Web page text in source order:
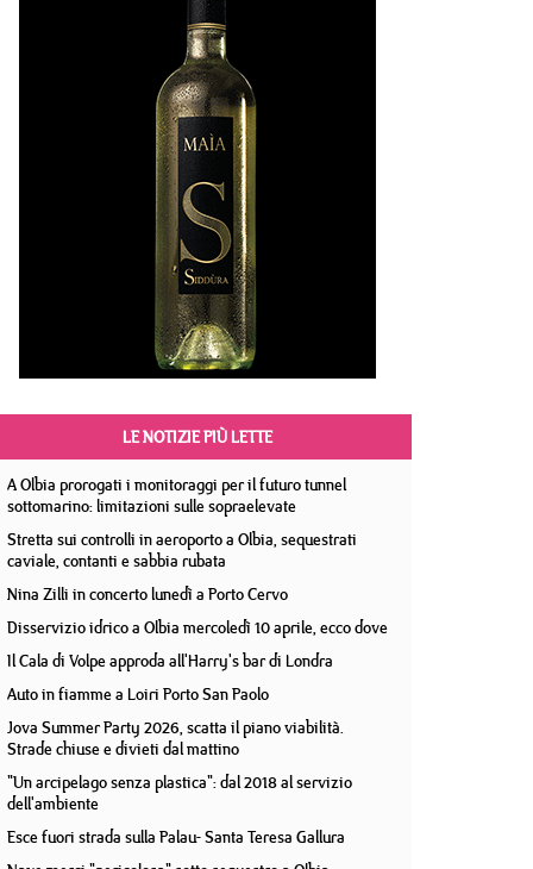
LE NOTIZIE PIÙ LETTE
A Olbia prorogati i monitoraggi per il futuro tunnel
sottomarino: limitazioni sulle sopraelevate
Stretta sui controlli in aeroporto a Olbia, sequestrati
caviale, contanti e sabbia rubata
Nina Zilli in concerto lunedì a Porto Cervo
Disservizio idrico a Olbia mercoledì 10 aprile, ecco dove
Il Cala di Volpe approda all'Harry's bar di Londra
Auto in fiamme a Loiri Porto San Paolo
Jova Summer Party 2026, scatta il piano viabilità.
Strade chiuse e divieti dal mattino
"Un arcipelago senza plastica": dal 2018 al servizio
dell'ambiente
Esce fuori strada sulla Palau- Santa Teresa Gallura